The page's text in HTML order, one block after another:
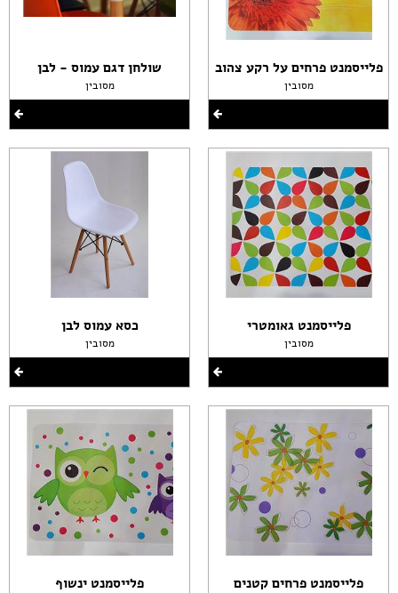
פלייסמנט פרחים על רקע צהוב
מסובין
פלייסמנט גאומטרי
מסובין
פלייסמנט פרחים קטנים
שולחן דגם עמוס - לבן
מסובין
כסא עמוס לבן
מסובין
פלייסמנט ינשוף